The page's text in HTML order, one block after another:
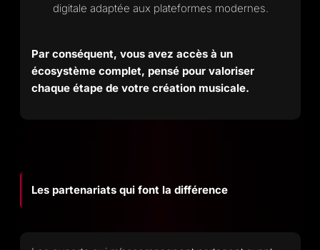
digitale adaptée aux plateformes modernes.
Par conséquent, vous avez accès à un
écosystème complet, pensé pour valoriser
chaque étape de votre création musicale.
Les partenariats qui font la différence